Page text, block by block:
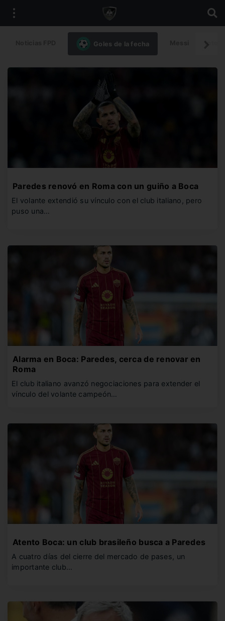
Goles de la fecha
Paredes renovó en Roma con un guiño a Boca
El volante extendió su vínculo con el club italiano, pero
puso una…
Alarma en Boca: Paredes, cerca de renovar en
Roma
El club italiano avanzó negociaciones para extender el
vínculo del volante campeón…
Atento Boca: un club brasileño busca a Paredes
A cuatro días del cierre del mercado de pases, un
importante club…